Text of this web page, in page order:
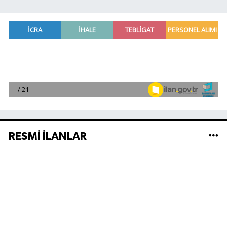
RESMİ İLANLAR